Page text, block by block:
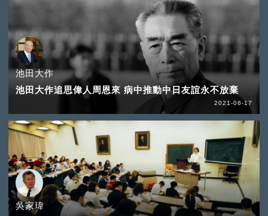
池田大作
池田大作追思偉人周恩來 病中推動中日友誼永不放棄
2021-06-17
吳家瑋